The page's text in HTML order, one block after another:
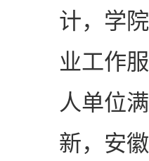
计，学
业工作
人单位
新，安